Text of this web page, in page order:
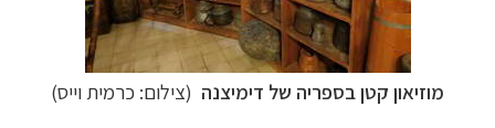
מוזיאון קטן בספריה של דימיצנה (צילום: כרמית וייס)